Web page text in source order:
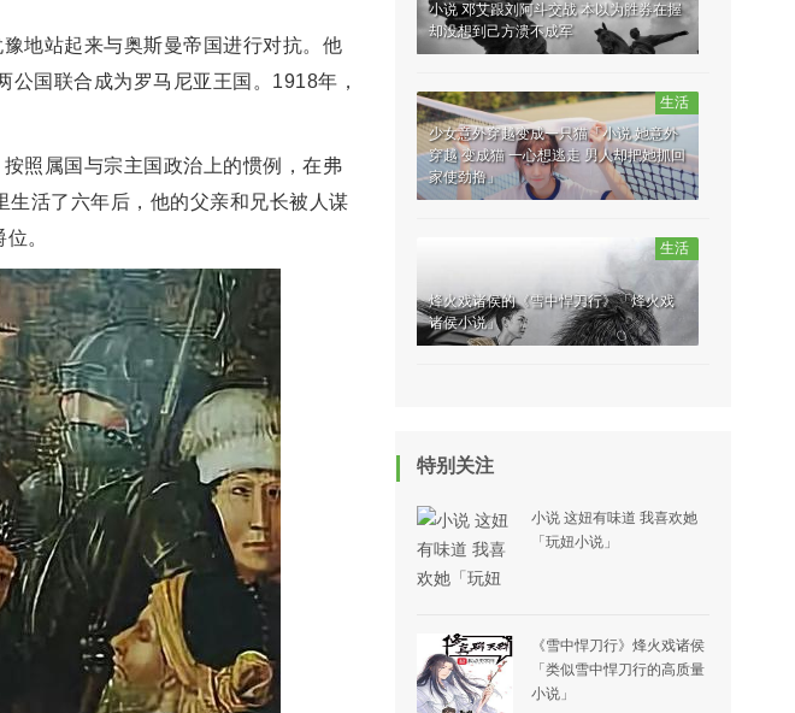
地站起来与奥斯曼帝国进行对抗。他
国联合成为罗马尼亚王国。1918年，
照属国与宗主国政治上的惯例，在弗
活了六年后，他的父亲和兄长被人谋
。
小说 邓艾跟刘阿斗交战 本以为胜券在握
却没想到己方溃不成军
生活
少女意外穿越变成一只猫「小说 她意外
穿越 变成猫 一心想逃走 男人却把她抓回
家使劲撸」
生活
烽火戏诸侯的《雪中悍刀行》「烽火戏
诸侯小说」
特别关注
小说 这妞有味道 我喜欢她
「玩妞小说」
《雪中悍刀行》烽火戏诸侯
「类似雪中悍刀行的高质量
小说」